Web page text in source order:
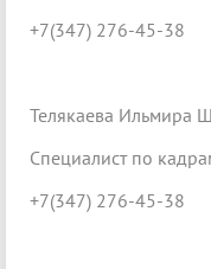
+7(347) 276-45-38
Телякаева Ильмира
Специалист по
+7(347) 276-45-38